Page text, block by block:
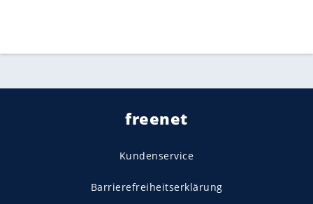
freenet
Kundenservice
Barrierefreiheitserklärung